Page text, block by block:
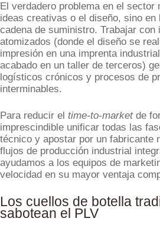
El verdadero problema en el sector
ideas creativas o el diseño, sino en
cadena de suministro. Trabajar
atomizados (donde el diseño se
impresión en una imprenta
acabado en un taller de terceros)
logísticos crónicos y procesos de
interminables.
Para reducir el time-to-marketde
imprescindible unificar todas las
técnico y apostar por un fabricante
flujos de producción industrial
ayudamos a los equipos de
velocidad en su mayor ventaja
Los cuellos de botella
sabotean el PLV